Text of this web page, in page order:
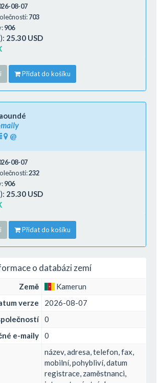
08-07
703
906
25.30 USD
Přidat do košíku
@
08-07
232
906
25.30 USD
Přidat do košíku
o databázi zemí
Země
Kamerun
verze
2026-08-07
0
e-maily
0
název, adresa, telefon, fax,
mobilní, pohybliví, datum
registrace, zaměstnanci,